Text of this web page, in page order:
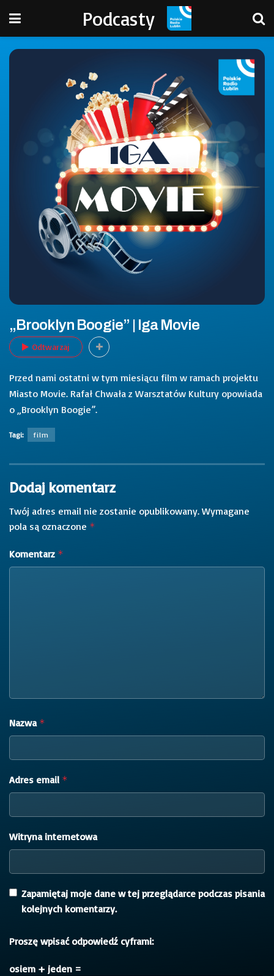
Podcasty
„Brooklyn Boogie” | Iga Movie
Odtwarzaj
Przed nami ostatni w tym miesiącu film w ramach projektu
Miasto Movie. Rafał Chwała z Warsztatów Kultury opowiada
o „Brooklyn Boogie”.
Tagi: film
Dodaj komentarz
Twój adres email nie zostanie opublikowany. Wymagane
pola są oznaczone *
Komentarz *
Nazwa *
Adres email *
Witryna internetowa
Zapamiętaj moje dane w tej przeglądarce podczas pisania
kolejnych komentarzy.
Proszę wpisać odpowiedź cyframi:
osiem + jeden =